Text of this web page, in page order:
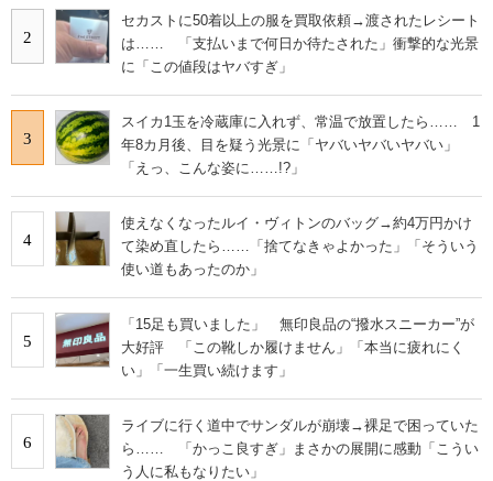
2
セカストに50着以上の服を買取依頼→渡されたレシート
は…… 「支払いまで何日か待たされた」衝撃的な光景
に「この値段はヤバすぎ」
3
スイカ1玉を冷蔵庫に入れず、常温で放置したら…… 1
年8カ月後、目を疑う光景に「ヤバいヤバいヤバい」
「えっ、こんな姿に……!?」
4
使えなくなったルイ・ヴィトンのバッグ→約4万円かけ
て染め直したら……「捨てなきゃよかった」「そういう
使い道もあったのか」
5
「15足も買いました」 無印良品の“撥水スニーカー”が
大好評 「この靴しか履けません」「本当に疲れにく
い」「一生買い続けます」
6
ライブに行く道中でサンダルが崩壊→裸足で困っていた
ら…… 「かっこ良すぎ」まさかの展開に感動「こうい
う人に私もなりたい」